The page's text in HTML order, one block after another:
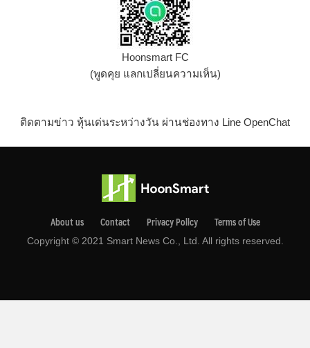
Hoonsmart FC
(พูดคุย แลกเปลี่ยนความเห็น)
ติดตามข่าว หุ้นเด่นระหว่างวัน ผ่านช่องทาง Line OpenChat
About us Contact Privacy Pollcy Terms of Use
Copyright © 2021 Smart News Co., Ltd. All rights reserved.